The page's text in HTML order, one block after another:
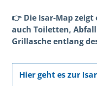
👉 Die Isar-Map
auch Toiletten,
Grillasche entlang
Hier geht es zur